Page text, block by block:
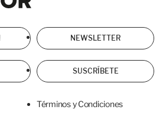
NEWSLETTER
SUSCRÍBETE
Términos y Condiciones